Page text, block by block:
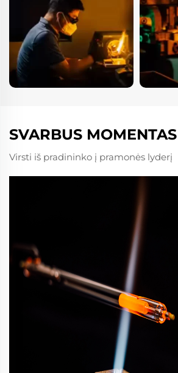
SVARBUS MOMENTAS
Virsti iš pradininko į pramonės lyderį